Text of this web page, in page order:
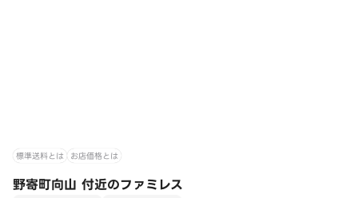
標準送料とは お店価格とは
野寄町向山 付近のファミレス